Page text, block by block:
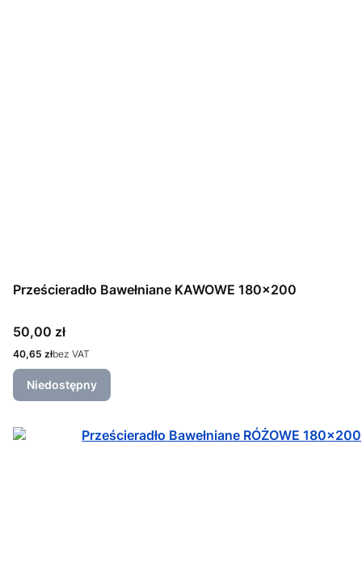
Prześcieradło Bawełniane KAWOWE 180x200
Cena
50,00 zł
Cena
40,65 złbez VAT
Niedostępny